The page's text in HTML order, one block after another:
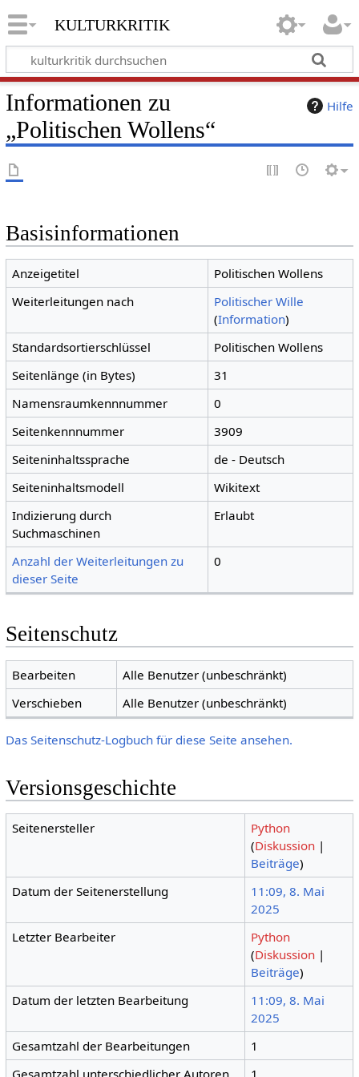
kulturkritik
Hilfe
Informationen zu
„Politischen Wollens“
Basisinformationen
Anzeigetitel
Politischen Wollens
Weiterleitungen nach
Politischer Wille
(Information)
Standardsortierschlüssel
Politischen Wollens
Seitenlänge (in Bytes)
31
Namensraumkennnummer
0
Seitenkennnummer
3909
Seiteninhaltssprache
de - Deutsch
Seiteninhaltsmodell
Wikitext
Indizierung durch
Suchmaschinen
Erlaubt
Anzahl der Weiterleitungen zu
dieser Seite
0
Seitenschutz
Bearbeiten
Alle Benutzer (unbeschränkt)
Verschieben
Alle Benutzer (unbeschränkt)
Das Seitenschutz-Logbuch für diese Seite ansehen.
Versionsgeschichte
Seitenersteller
Python
(Diskussion |
Beiträge)
Datum der Seitenerstellung
11:09, 8. Mai
2025
Letzter Bearbeiter
Python
(Diskussion |
Beiträge)
Datum der letzten Bearbeitung
11:09, 8. Mai
2025
Gesamtzahl der Bearbeitungen
1